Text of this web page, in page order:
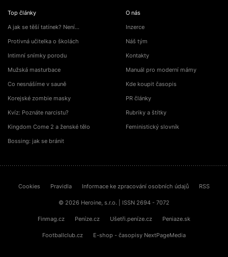
Top články
A jak se těší tatínek? Není…
Protivná učitelka o školách
Intimní snímky porodu
Mužská masturbace
Co nesnášíme v sauně
Korejské zombie masky
Kvíz: Poznáte narcistu?
Kingdom Come 2 a ženské tělo
Bossing: jak se bránit
O nás
Inzerce
Náš tým
Kontakty
Manuál pro moderní mámy
Kde koupit časopis
PR články
Rubriky a štítky
Feministický slovník
Cookies Pravidla Informace ke zpracování osobních údajů RSS
© 2026 Heroine, s.r.o. | ISSN 2694 - 7072
Finmag.cz Peníze.cz Ušetři.peníze.cz Peniaze.sk
Footballclub.cz E-shop - časopisy NextPageMedia